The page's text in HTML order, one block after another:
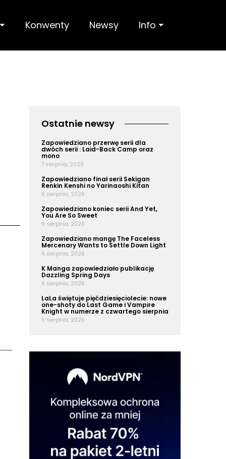
Konwenty Newsy Info ⏷
Ostatnie newsy
Zapowiedziano przerwę serii dla
dwóch serii : Laid-Back Camp oraz
mono
7 sierpnia, 2026
Zapowiedziano finał serii Sekigan
Renkin Kenshi no Yarinaoshi Kitan
6 sierpnia, 2026
Zapowiedziano koniec serii And Yet,
You Are So Sweet
6 sierpnia, 2026
Zapowiedziano mangę The Faceless
Mercenary Wants to Settle Down Light
6 sierpnia, 2026
K Manga zapowiedziało publikację
Dazzling Spring Days
6 sierpnia, 2026
LaLa świętuje pięćdziesięciolecie: nowe
one-shoty do Last Game i Vampire
Knight w numerze z czwartego sierpnia
5 sierpnia, 2026